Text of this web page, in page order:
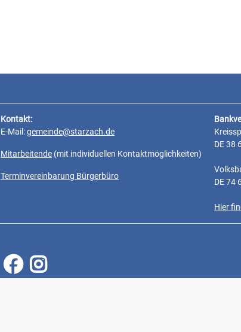
Kontakt:
E-Mail:gemeinde@starzach.de
Mitarbeitende (mit individuellen Kontaktmöglichkeiten)
Terminvereinbarung Bürgerbüro
DE 38
DE 74
Hier